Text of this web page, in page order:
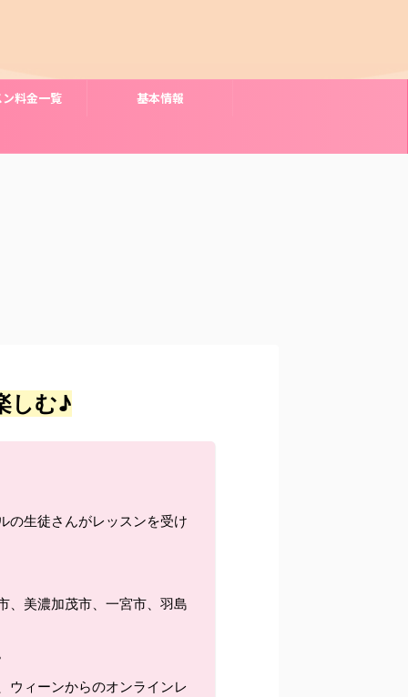
ン料金一覧 基本情報
しむ♪
の生徒さんがレッスンを受け
、美濃加茂市、一宮市、羽島
ウィーンからのオンラインレ